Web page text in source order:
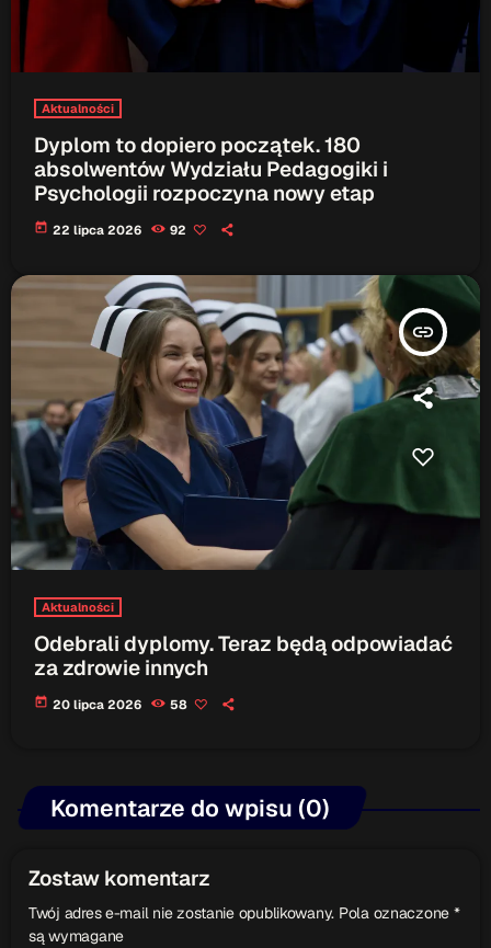
Aktualności
Dyplom to dopiero początek. 180
absolwentów Wydziału Pedagogiki i
Psychologii rozpoczyna nowy etap
today 22 lipca 2026 92
insert_link
Aktualności
Odebrali dyplomy. Teraz będą odpowiadać
za zdrowie innych
today 20 lipca 2026 58
Komentarze do wpisu (0)
Zostaw komentarz
Twój adres e-mail nie zostanie opublikowany. Pola oznaczone *
są wymagane